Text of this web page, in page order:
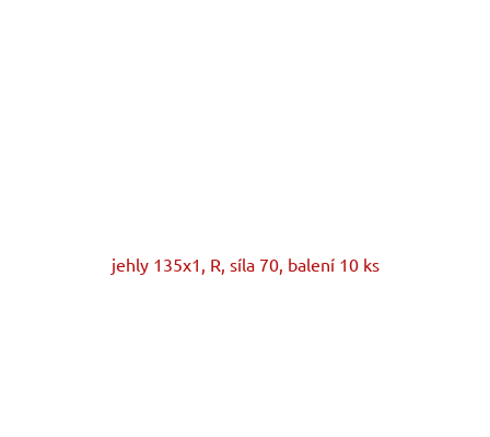
jehly 135x1, R, síla 70, balení 10 ks